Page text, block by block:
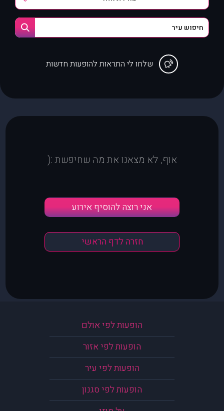
שלחו לי התראות להופעות חדשות
אוף, לא מצאנו את מה שחיפשת :(
אני רוצה להוסיף אירוע
חזרה לדף הראשי
הופעות לפי אולם
הופעות לפי אזור
הופעות לפי עיר
הופעות לפי סגנון